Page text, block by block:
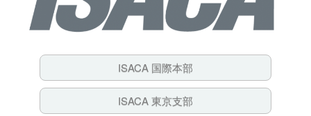
ISACA 国際本部
ISACA 東京支部